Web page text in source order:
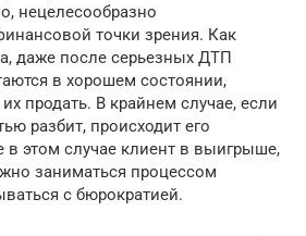
нецелесообразно
точки зрения. Как
даже после серьезных ДТП
в хорошем состоянии,
продать. В крайнем случае, если
разбит, происходит его
в этом случае клиент в выигрыше,
заниматься процессом
с бюрократией.